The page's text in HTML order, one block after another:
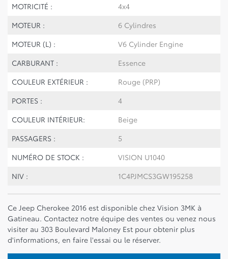
MOTRICITÉ :
4x4
MOTEUR :
6 Cylindres
MOTEUR (L) :
V6 Cylinder Engine
CARBURANT :
Essence
COULEUR EXTÉRIEUR :
Rouge (PRP)
PORTES :
4
COULEUR INTÉRIEUR:
Beige
PASSAGERS :
5
NUMÉRO DE STOCK :
VISION U1040
NIV :
1C4PJMCS3GW195258
Ce Jeep Cherokee 2016 est disponible chez Vision 3MK à
Gatineau. Contactez notre équipe des ventes ou venez nous
visiter au 303 Boulevard Maloney Est pour obtenir plus
d'informations, en faire l'essai ou le réserver.